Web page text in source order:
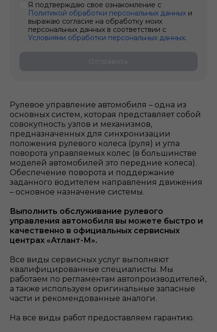
Рулевое управление автомобиля – одна из
основных систем, которая представляет собой
совокупность узлов и механизмов,
предназначенных для синхронизации
положения рулевого колеса (руля) и угла
поворота управляемых колес (в большинстве
моделей автомобилей это передние колеса).
Обеспечение поворота и поддержание
заданного водителем направления движения
– основное назначение системы.
Выполнить обслуживание рулевого
управления автомобиля вы можете быстро и
качественно в официальных сервисных
центрах «Атлант-М».
Все виды сервисных услуг выполняют
квалифицированные специалисты. Мы
работаем по регламентам автопроизводителей,
а также используем оригинальные запасные
части и рекомендованные аналоги.
На все виды работ предоставляем гарантию.
Я подтверждаю свое ознакомление с
Политикой обработки персональных данных и
выражаю согласие на обработку моих
персональных данных в соответствии с
Условиями обработки персональных данных.